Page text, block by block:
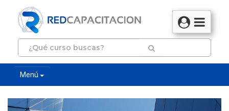
Menú